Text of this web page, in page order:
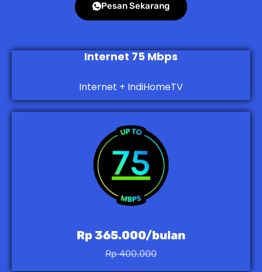
Pesan Sekarang
Internet 75 Mbps
Internet + IndiHomeTV
Rp 365.000/bulan
Rp 400.000